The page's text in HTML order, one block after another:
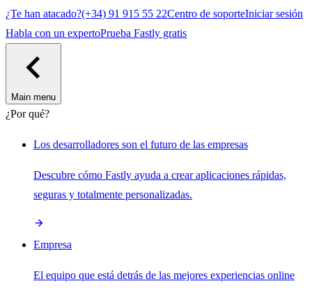
¿Te han atacado?(+34) 91 915 55 22Centro de soporteIniciar sesión
Habla con un expertoPrueba Fastly gratis
Main menu
¿Por qué?
Los desarrolladores son el futuro de las empresas
Descubre cómo Fastly ayuda a crear aplicaciones rápidas,
seguras y totalmente personalizadas.
Empresa
El equipo que está detrás de las mejores experiencias online